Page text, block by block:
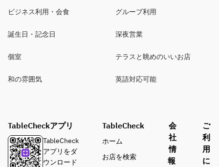
ビジネス利用・会食 グループ利用
誕生日・記念日 深夜営業
個室 テラスと眺めのいいお店
和の雰囲気 英語対応可能
TableCheckアプリ
TableCheck
アプリをダ
ウンロード
TableCheck
ホーム
お店を検索
会
社
情
報
ご
利
用
に